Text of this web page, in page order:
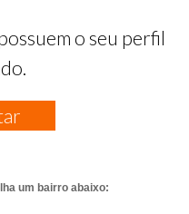
o seu perfil
um bairro abaixo: